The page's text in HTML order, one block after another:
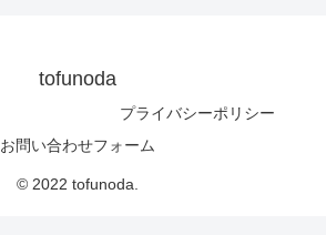
tofunoda
プライバシーポリシー
お問い合わせフォーム
© 2022 tofunoda.